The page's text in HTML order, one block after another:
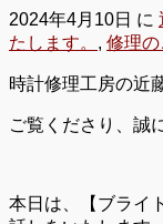
2024年4月10日 に
たします。 , 修理の
時計修理工房の近
ご覧くださり、誠
本日は、【ブライ